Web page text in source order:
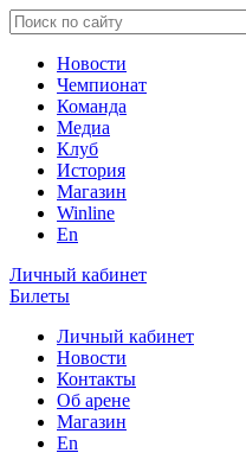
Новости
Чемпионат
Команда
Медиа
Клуб
История
Магазин
Winline
En
Личный кабинет
Билеты
Личный кабинет
Новости
Контакты
Об арене
Магазин
En